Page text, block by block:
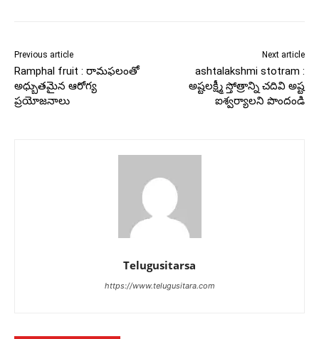
Previous article
Ramphal fruit : రామఫలంతో
అధ్బుతమైన ఆరోగ్య
ప్రయోజనాలు
Next article
ashtalakshmi stotram :
అష్టలక్ష్మీ స్తోత్రాన్ని చదివి అష్ట
ఐశ్వర్యాలని పొందండి
Telugusitarsa
https://www.telugusitara.com